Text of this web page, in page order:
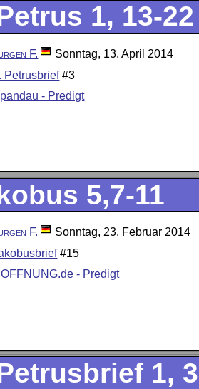
1, 13-22
F.
Sonntag, 13. April 2014
Petrusbrief#3
- Predigt
5,7-11
F.
Sonntag, 23. Februar 2014
#15
- Predigt
1,